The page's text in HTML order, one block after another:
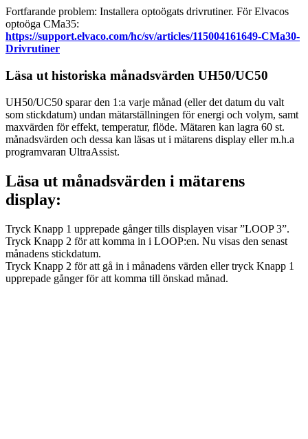
Fortfarande problem: Installera optoögats drivrutiner. För Elvacos
optoöga CMa35:
https://support.elvaco.com/hc/sv/articles/115004161649-CMa30-
Drivrutiner
Läsa ut historiska månadsvärden UH50/UC50
UH50/UC50 sparar den 1:a varje månad (eller det datum du valt
som stickdatum) undan mätarställningen för energi och volym, samt
maxvärden för effekt, temperatur, flöde. Mätaren kan lagra 60 st.
månadsvärden och dessa kan läsas ut i mätarens display eller m.h.a
programvaran UltraAssist.
Läsa ut månadsvärden i mätarens
display:
Tryck Knapp 1 upprepade gånger tills displayen visar ”LOOP 3”.
Tryck Knapp 2 för att komma in i LOOP:en. Nu visas den senast
månadens stickdatum.
Tryck Knapp 2 för att gå in i månadens värden eller tryck Knapp 1
upprepade gånger för att komma till önskad månad.